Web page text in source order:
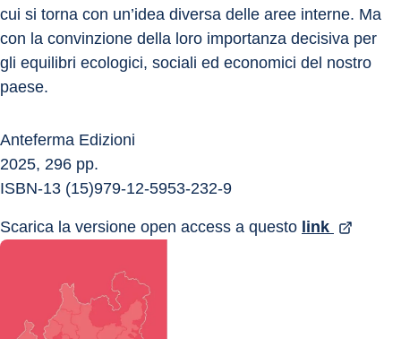
cui si torna con un’idea diversa delle aree interne. Ma
con la convinzione della loro importanza decisiva per
gli equilibri ecologici, sociali ed economici del nostro
paese.
Anteferma Edizioni
2025, 296 pp.
ISBN-13 (15)979-12-5953-232-9
Scarica la versione open access a questo link